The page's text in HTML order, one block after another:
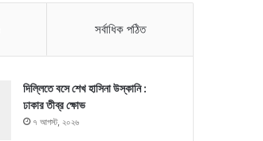
সর্বাধিক পঠিত
দিল্লিতে বসে শেখ হাসিনা উস্কানি :
ঢাকার তীব্র ক্ষোভ
৭ আগস্ট, ২০২৬